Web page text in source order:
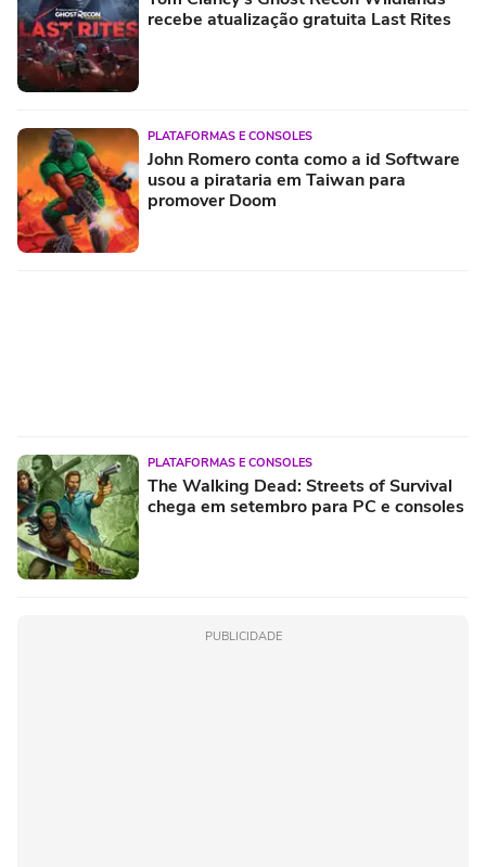
recebe atualização gratuita Last Rites
PLATAFORMAS E CONSOLES
John Romero conta como a id Software
usou a pirataria em Taiwan para
promover Doom
PLATAFORMAS E CONSOLES
The Walking Dead: Streets of Survival
chega em setembro para PC e consoles
PUBLICIDADE